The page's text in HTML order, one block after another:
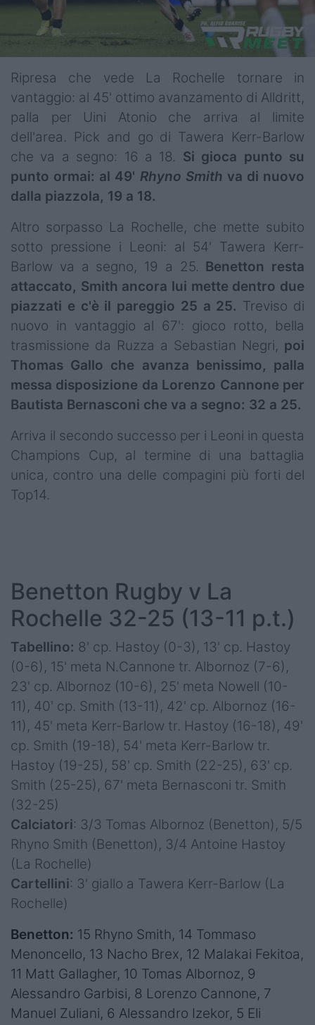
Ripresa che vede La Rochelle tornare in
vantaggio: al 45' ottimo avanzamento di Alldritt,
palla per Uini Atonio che arriva al limite
dell'area. Pick and go di Tawera Kerr-Barlow
che va a segno: 16 a 18. Si gioca punto su
punto ormai: al 49' Rhyno Smith va di nuovo
dalla piazzola, 19 a 18.
Altro sorpasso La Rochelle, che mette subito
sotto pressione i Leoni: al 54' Tawera Kerr-
Barlow va a segno, 19 a 25. Benetton resta
attaccato, Smith ancora lui mette dentro due
piazzati e c'è il pareggio 25 a 25. Treviso di
nuovo in vantaggio al 67': gioco rotto, bella
trasmissione da Ruzza a Sebastian Negri, poi
Thomas Gallo che avanza benissimo, palla
messa disposizione da Lorenzo Cannone per
Bautista Bernasconi che va a segno: 32 a 25.
Arriva il secondo successo per i Leoni in questa
Champions Cup, al termine di una battaglia
unica, contro una delle compagini più forti del
Top14.
Benetton Rugby v La
Rochelle 32-25 (13-11 p.t.)
Tabellino: 8' cp. Hastoy (0-3), 13' cp. Hastoy
(0-6), 15' meta N.Cannone tr. Albornoz (7-6),
23' cp. Albornoz (10-6), 25' meta Nowell (10-
11), 40' cp. Smith (13-11), 42' cp. Albornoz (16-
11), 45' meta Kerr-Barlow tr. Hastoy (16-18), 49'
cp. Smith (19-18), 54' meta Kerr-Barlow tr.
Hastoy (19-25), 58' cp. Smith (22-25), 63' cp.
Smith (25-25), 67' meta Bernasconi tr. Smith
(32-25)
Calciatori: 3/3 Tomas Albornoz (Benetton), 5/5
Rhyno Smith (Benetton), 3/4 Antoine Hastoy
(La Rochelle)
Cartellini: 3' giallo a Tawera Kerr-Barlow (La
Rochelle)
Benetton: 15 Rhyno Smith, 14 Tommaso
Menoncello, 13 Nacho Brex, 12 Malakai Fekitoa,
11 Matt Gallagher, 10 Tomas Albornoz, 9
Alessandro Garbisi, 8 Lorenzo Cannone, 7
Manuel Zuliani, 6 Alessandro Izekor, 5 Eli